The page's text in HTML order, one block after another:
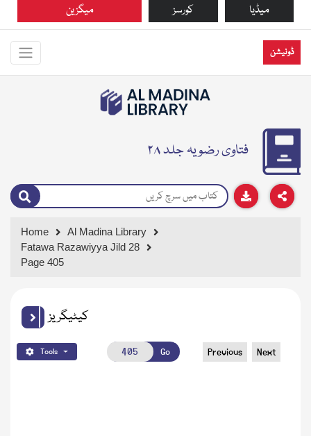
میگزین کورسز میڈیا
ڈونیشن
فتاوی رضویہ جلد ۲۸
Home
Al Madina Library
Fatawa Razawiyya Jild 28
Page 405
کیٹیگریز
Tools Go Previous Next